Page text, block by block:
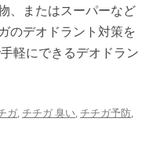
、またはスーパーなど
のデオドラント対策を
軽にできるデオドラン
ガ,チチガ 臭い,チチガ予防,